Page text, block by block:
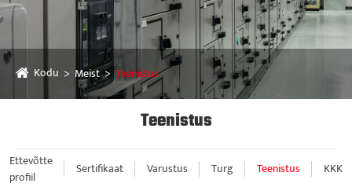
Kodu Meist Teenistus
Teenistus
Ettevõtte
profiil
Sertifikaat Varustus Turg Teenistus KKK